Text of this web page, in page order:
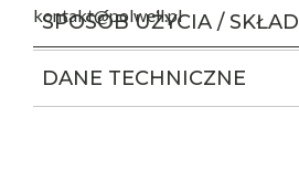
kontakt@polwell.pl
SPOSÓB UŻYCIA / SKŁAD
DANE TECHNICZNE